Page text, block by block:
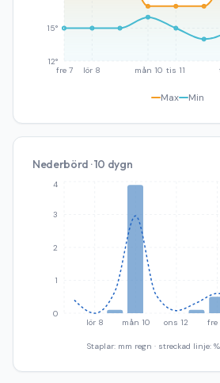
fre 7 lör 8 mån 10 tis 11
12°
15°
Max Min
Nederbörd · 10 dygn
lör 8 mån 10 ons 12 fre
0
1
2
3
4
Staplar: mm regn · streckad linje: